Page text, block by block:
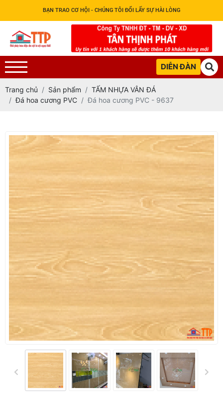
BẠN TRAO CƠ HỘI - CHÚNG TÔI ĐỔI LẤY SỰ HÀI LÒNG
DIỄN ĐÀN
Trang chủ Sản phẩm
TẤM NHỰA VÂN ĐÁ
Đá hoa cương PVC
Đá hoa cương PVC - 9637